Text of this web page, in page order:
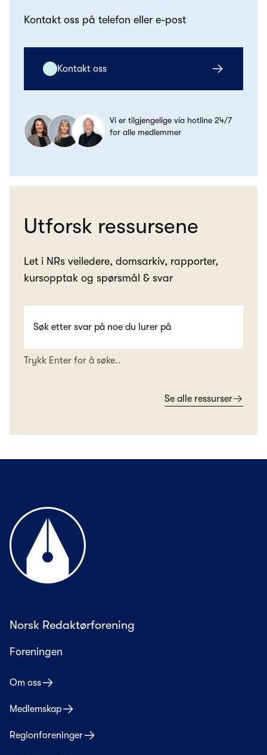
Kontakt oss på telefon eller e-post
Kontakt oss
Vi er tilgjengelige via hotline 24/7
for alle medlemmer
Utforsk ressursene
Let i NRs veiledere, domsarkiv, rapporter,
kursopptak og spørsmål & svar
Trykk Enter for å søke..
Se alle ressurser
Til forsiden
Norsk Redaktørforening
Foreningen
Om oss
Medlemskap
Regionforeninger